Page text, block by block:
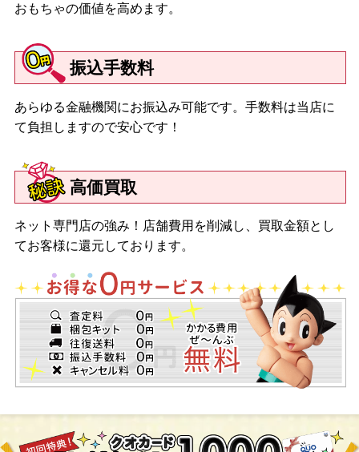
おもちゃの価値を高めます。
振込手数料
あらゆる金融機関にお振込み可能です。手数料は当店に
て負担しますので安心です！
高価買取
ネット専門店の強み！店舗費用を削減し、買取金額とし
てお客様に還元しております。